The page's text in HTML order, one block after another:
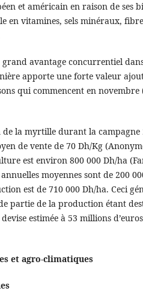
et américain en raison de ses
en vitamines, sels minéraux,
grand avantage concurrentiel
apporte une forte valeur
qui commencent en novembre
la myrtille durant la campagne
de vente de 70 Dh/Kg
est environ 800 000 Dh/ha
moyennes sont de 200
est de 710 000 Dh/ha. Ceci
partie de la production étant
estimée à 53 millions
et agro-climatiques